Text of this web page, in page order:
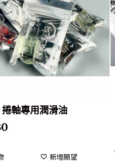
軸專用潤滑油
新增願望